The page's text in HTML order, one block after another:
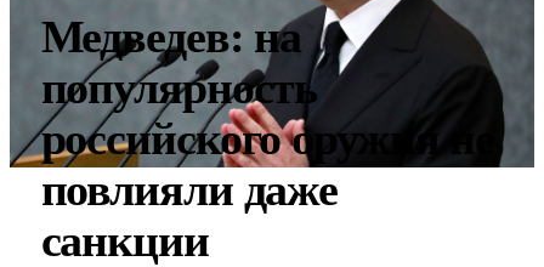
Медведев: на
популярность
российского оружия не
повлияли даже
санкции